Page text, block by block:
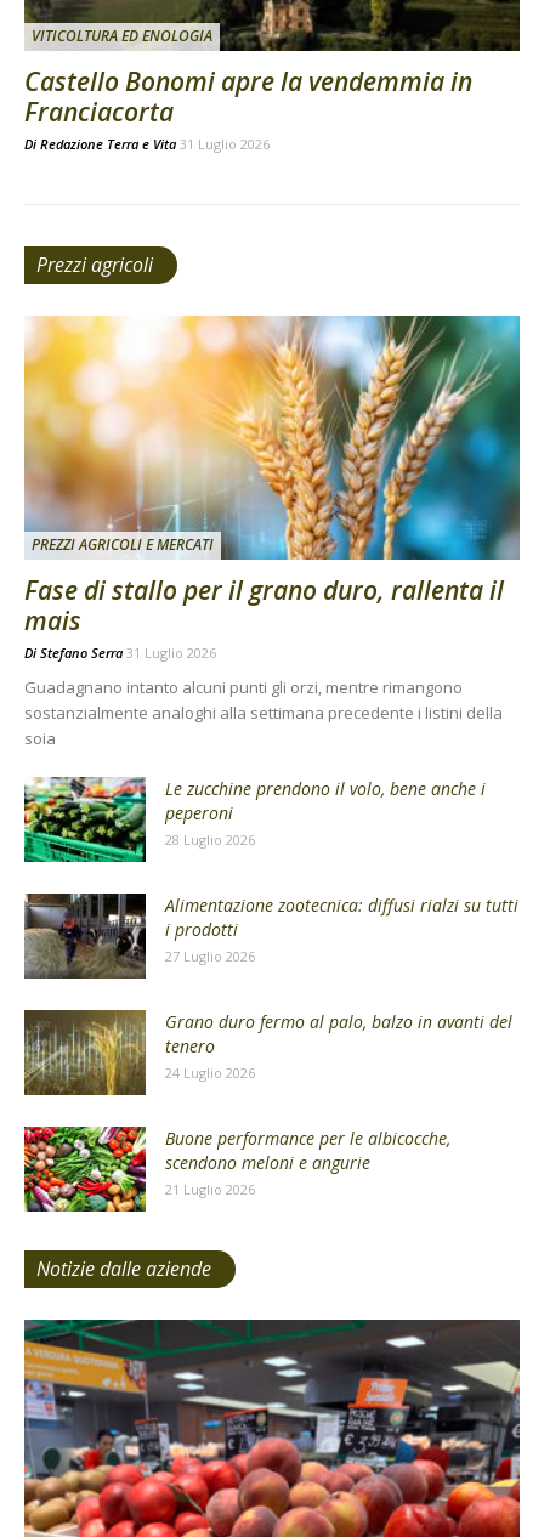
VITICOLTURA ED ENOLOGIA
Castello Bonomi apre la vendemmia in
Franciacorta
Di Redazione Terra e Vita 31 Luglio 2026
Prezzi agricoli
PREZZI AGRICOLI E MERCATI
Fase di stallo per il grano duro, rallenta il
mais
Di Stefano Serra 31 Luglio 2026
Guadagnano intanto alcuni punti gli orzi, mentre rimangono
sostanzialmente analoghi alla settimana precedente i listini della
soia
Le zucchine prendono il volo, bene anche i
peperoni
28 Luglio 2026
Alimentazione zootecnica: diffusi rialzi su tutti
i prodotti
27 Luglio 2026
Grano duro fermo al palo, balzo in avanti del
tenero
24 Luglio 2026
Buone performance per le albicocche,
scendono meloni e angurie
21 Luglio 2026
Notizie dalle aziende